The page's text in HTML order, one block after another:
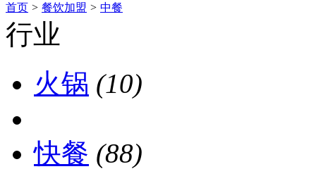
首页 > 餐饮加盟 > 中餐
行业
火锅 (10)
快餐 (88)